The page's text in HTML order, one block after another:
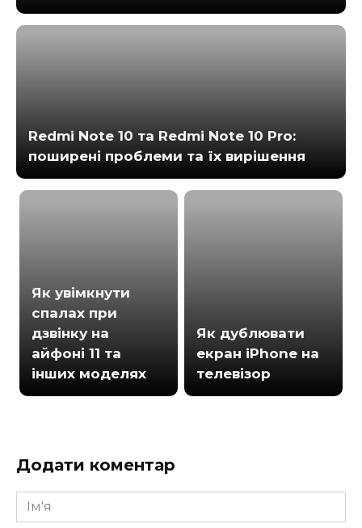
Redmi Note 10 та Redmi Note 10 Pro:
поширені проблеми та їх вирішення
Як увімкнути
спалах при
дзвінку на
айфоні 11 та
інших моделях
Як дублювати
екран iPhone на
телевізор
Додати коментар
Ім'я
*